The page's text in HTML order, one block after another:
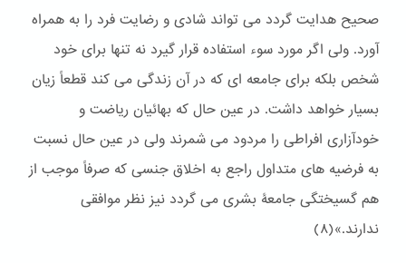
صحیح هدایت گردد می تواند شادی و رضایت فرد را به همراه
آورد. ولی اگر مورد سوء استفاده قرار گیرد نه تنها برای خود
شخص بلکه برای جامعه ای که در آن زندگی می کند قطعاً زیان
بسیار خواهد داشت. در عین حال که بهائیان ریاضت و
خودآزاری افراطی را مردود می شمرند ولی در عین حال نسبت
به فرضیه های متداول راجع به اخلاق جنسی که صرفاً موجب از
هم گسیختگی جامعۀ بشری می گردد نیز نظر موافقی
ندارند.»(٨)